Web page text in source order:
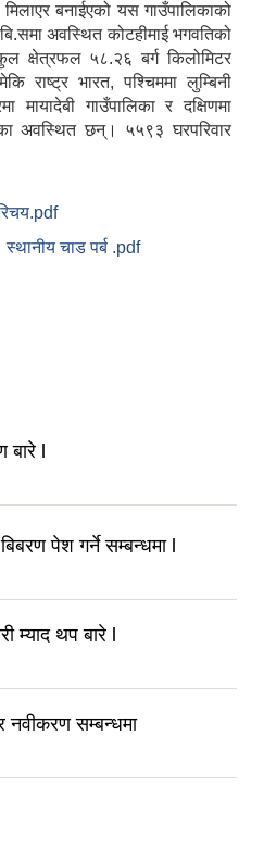
बनाईएको यस गाउँपालिकाको
अवस्थित कोटहीमाई भगवतिको
क्षेत्रफल ५८.२६ बर्ग किलोमिटर
राष्ट्र भारत, पश्चिममा लुम्बिनी
मायादेबी गाउँपालिका र दक्षिणमा
अवस्थित छन्। ५५९३ घरपरिवार
स्थानीय चाड पर्ब .pdf
l
पेश गर्ने सम्बन्धमा l
म्याद थप बारे l
नवीकरण सम्बन्धमा